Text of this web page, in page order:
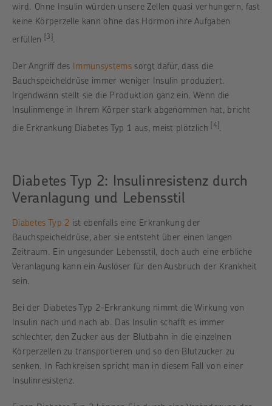
wird. Ohne Insulin würden unsere Zellen quasi verhungern, fast
keine Körperzelle kann ohne das Hormon ihre Aufgaben
erfüllen [3].
Der Angriff des Immunsystems sorgt dafür, dass die
Bauchspeicheldrüse immer weniger Insulin produziert.
Irgendwann stellt sie die Produktion ganz ein. Wenn die
Insulinmenge in Ihrem Körper stark abgenommen hat, bricht
die Erkrankung Diabetes Typ 1 aus, meist plötzlich[4].
Diabetes Typ 2: Insulinresistenz durch
Veranlagung und Lebensstil
Diabetes Typ 2 ist ebenfalls eine Erkrankung der
Bauchspeicheldrüse, aber sie entsteht über einen langen
Zeitraum. Ein ungesunder Lebensstil, doch auch eine erbliche
Veranlagung kann ein Auslöser für den Ausbruch der Krankheit
sein.
Bei der Diabetes Typ 2-Erkrankung nimmt die Wirkung von
Insulin nach und nach ab. Das Insulin schafft es immer
schlechter, den Zucker aus der Blutbahn in die einzelnen
Körperzellen zu transportieren und so den Blutzucker zu
senken. In Fachkreisen spricht man in diesem Fall von einer
Insulinresistenz.